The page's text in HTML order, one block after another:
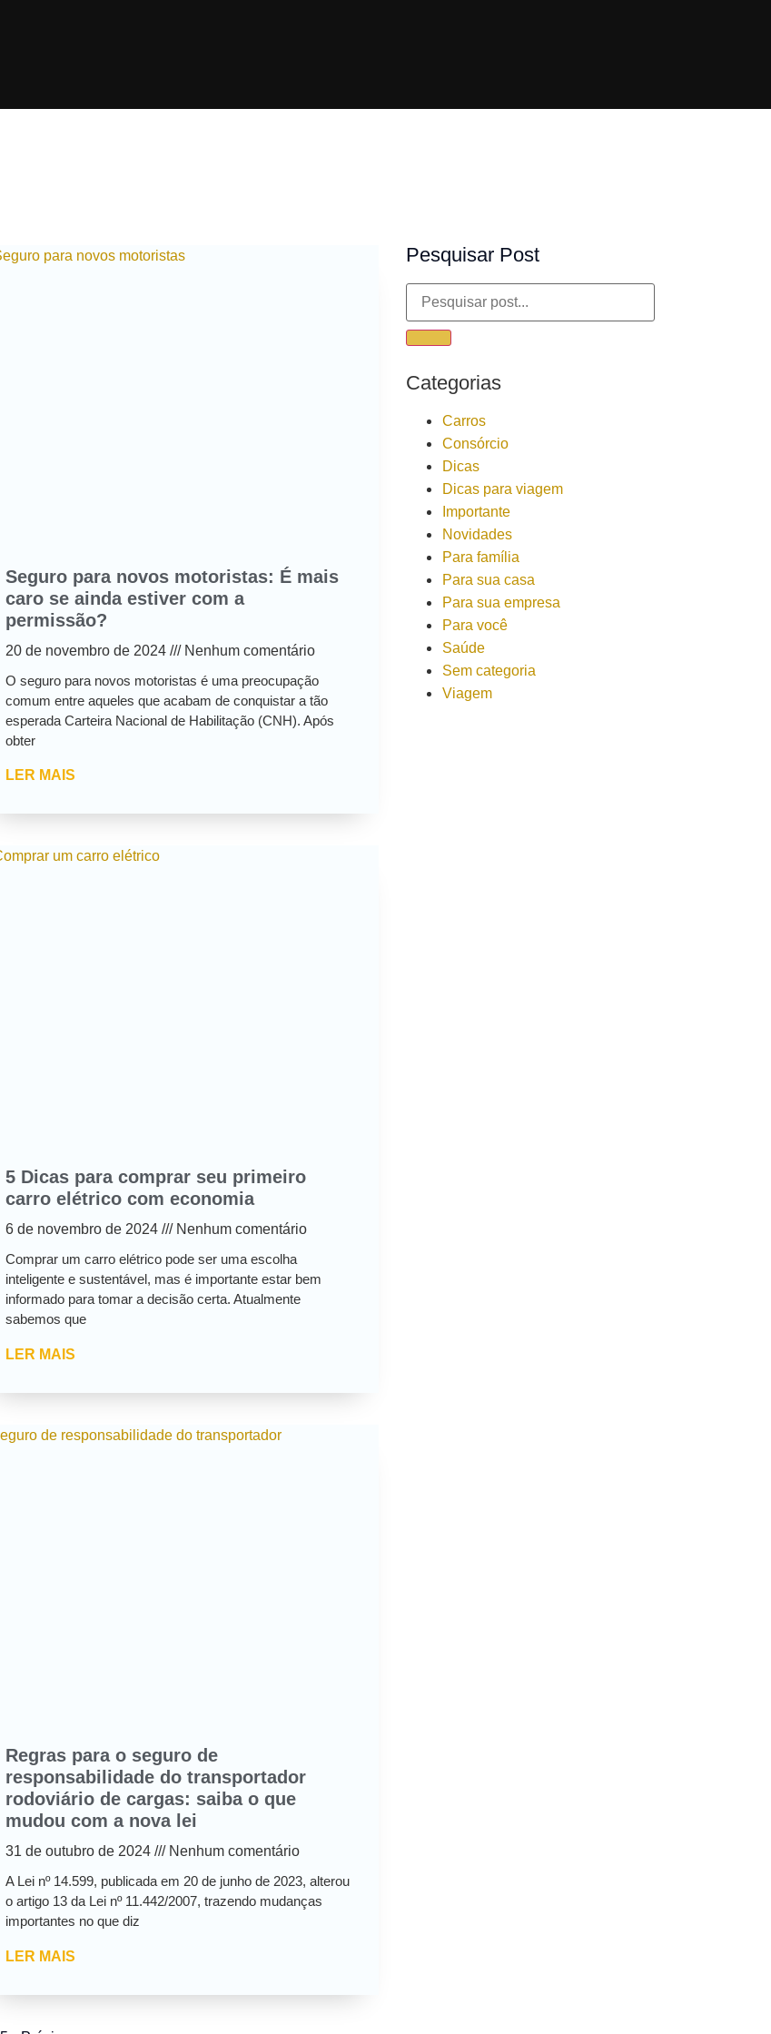
Seguro para novos motoristas: É mais
caro se ainda estiver com a
permissão?
20 de novembro de 2024
Nenhum comentário
O seguro para novos motoristas é uma preocupação
comum entre aqueles que acabam de conquistar a tão
esperada Carteira Nacional de Habilitação (CNH). Após
obter
LER MAIS
5 Dicas para comprar seu primeiro
carro elétrico com economia
6 de novembro de 2024
Nenhum comentário
Comprar um carro elétrico pode ser uma escolha
inteligente e sustentável, mas é importante estar bem
informado para tomar a decisão certa. Atualmente
sabemos que
LER MAIS
Regras para o seguro de
responsabilidade do transportador
rodoviário de cargas: saiba o que
mudou com a nova lei
31 de outubro de 2024
Nenhum comentário
A Lei nº 14.599, publicada em 20 de junho de 2023, alterou
o artigo 13 da Lei nº 11.442/2007, trazendo mudanças
importantes no que diz
LER MAIS
Pesquisar Post
Categorias
Carros
Consórcio
Dicas
Dicas para viagem
Importante
Novidades
Para família
Para sua casa
Para sua empresa
Para você
Saúde
Sem categoria
Viagem